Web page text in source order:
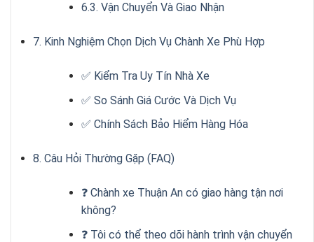
6.3. Vận Chuyển Và Giao Nhận
7. Kinh Nghiệm Chọn Dịch Vụ Chành Xe Phù Hợp
✅ Kiểm Tra Uy Tín Nhà Xe
✅ So Sánh Giá Cước Và Dịch Vụ
✅ Chính Sách Bảo Hiểm Hàng Hóa
8. Câu Hỏi Thường Gặp (FAQ)
❓ Chành xe Thuận An có giao hàng tận nơi
không?
❓ Tôi có thể theo dõi hành trình vận chuyển